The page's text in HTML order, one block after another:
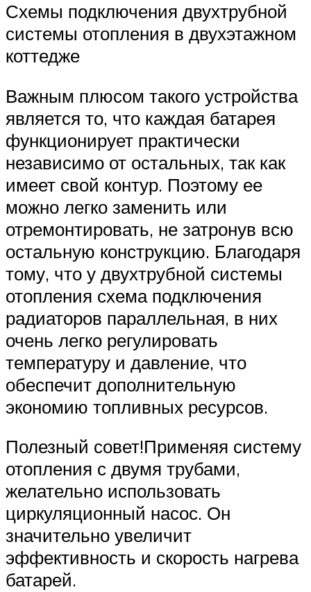
Схемы подключения двухтрубной
системы отопления в двухэтажном
коттедже
Важным плюсом такого устройства
является то, что каждая батарея
функционирует практически
независимо от остальных, так как
имеет свой контур. Поэтому ее
можно легко заменить или
отремонтировать, не затронув всю
остальную конструкцию. Благодаря
тому, что у двухтрубной системы
отопления схема подключения
радиаторов параллельная, в них
очень легко регулировать
температуру и давление, что
обеспечит дополнительную
экономию топливных ресурсов.
Полезный совет!Применяя систему
отопления с двумя трубами,
желательно использовать
циркуляционный насос. Он
значительно увеличит
эффективность и скорость нагрева
батарей.